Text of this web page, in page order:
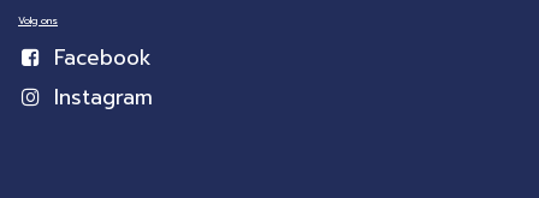
Volg ons
Facebook
Instagram